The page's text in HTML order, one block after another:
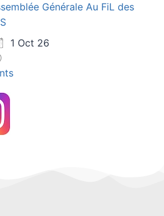
Générale Au FiL des
1 Oct 26